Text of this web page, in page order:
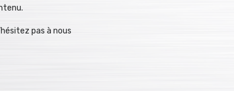
pas à nous